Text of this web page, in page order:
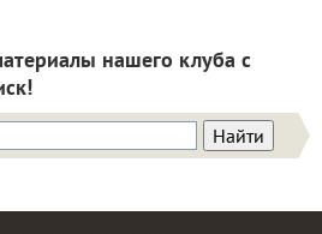
нашего клуба с